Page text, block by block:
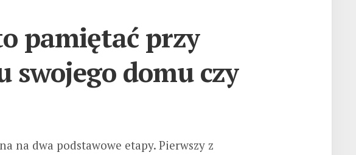
pamiętać przy
swojego domu czy
na dwa podstawowe etapy. Pierwszy z